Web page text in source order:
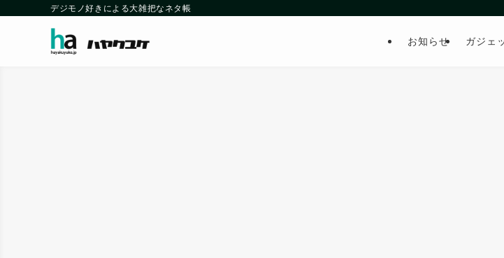
デジモノ好きによる大雑把なネタ帳
お知らせ ガジェ